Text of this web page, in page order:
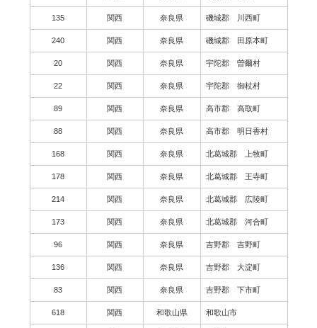
135 関西 奈良県 磯城郡 川西町
240 関西 奈良県 磯城郡 田原本町
20 関西 奈良県 宇陀郡 曽爾村
22 関西 奈良県 宇陀郡 御杖村
89 関西 奈良県 高市郡 高取町
88 関西 奈良県 高市郡 明日香村
168 関西 奈良県 北葛城郡 上牧町
178 関西 奈良県 北葛城郡 王寺町
214 関西 奈良県 北葛城郡 広陵町
173 関西 奈良県 北葛城郡 河合町
96 関西 奈良県 吉野郡 吉野町
136 関西 奈良県 吉野郡 大淀町
83 関西 奈良県 吉野郡 下市町
618 関西 和歌山県 和歌山市